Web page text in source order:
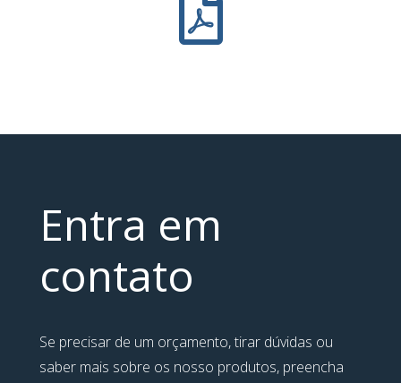
Entra em
contato
Se precisar de um orçamento, tirar dúvidas ou
saber mais sobre os nosso produtos, preencha